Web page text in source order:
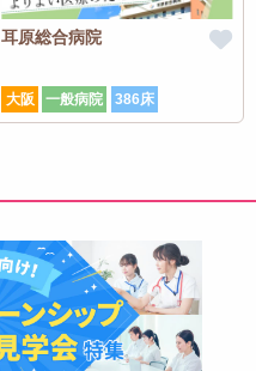
耳原総合病院
大阪 一般病院 386床